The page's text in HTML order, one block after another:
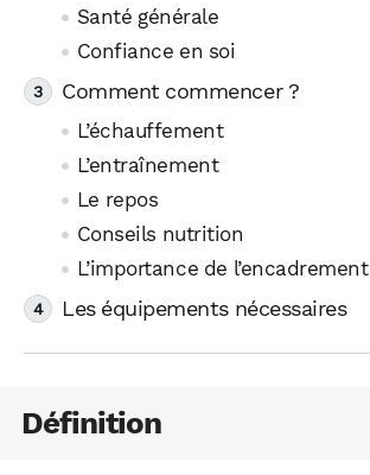
Santé générale
Confiance en soi
Comment commencer ?
L’échauffement
L’entraînement
Le repos
Conseils nutrition
L’importance de l’encadrement
Les équipements nécessaires
Définition